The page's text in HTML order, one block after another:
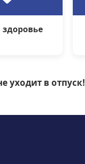
уходит в отпуск!